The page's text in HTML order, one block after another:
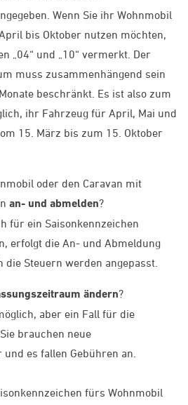
Wenn Sie ihr Wohnmobil
bis Oktober nutzen möchten,
„04“ und „10“ vermerkt. Der
muss zusammenhängend sein
beschränkt. Es ist also zum
ihr Fahrzeug für April, Mai und
15. März bis zum 15. Oktober
oder den Caravan mit
an- und abmelden?
für ein Saisonkennzeichen
erfolgt die An- und Abmeldung
die Steuern werden angepasst.
ändern?
aber ein Fall für die
brauchen neue
es fallen Gebühren an.
fürs Wohnmobil